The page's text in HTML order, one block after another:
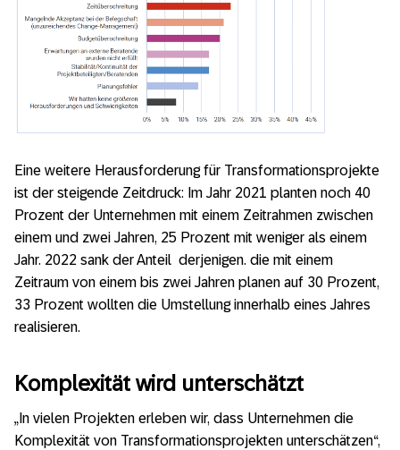
Eine weitere Herausforderung für Transformationsprojekte
ist der steigende Zeitdruck: Im Jahr 2021 planten noch 40
Prozent der Unternehmen mit einem Zeitrahmen zwischen
einem und zwei Jahren, 25 Prozent mit weniger als einem
Jahr. 2022 sank der Anteil derjenigen. die mit einem
Zeitraum von einem bis zwei Jahren planen auf 30 Prozent,
33 Prozent wollten die Umstellung innerhalb eines Jahres
realisieren.
Komplexität wird unterschätzt
„In vielen Projekten erleben wir, dass Unternehmen die
Komplexität von Transformations­projekten unterschätzen“,